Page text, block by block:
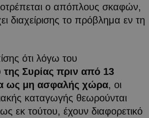
ο απόπλους σκαφών,
διαχείρισης το πρόβλημα εν τη
ότι λόγω του
Συρίας πριν από 13
ως μη ασφαλής χώρα, οι
καταγωγής θεωρούνται
εκ τούτου, έχουν διαφορετικό